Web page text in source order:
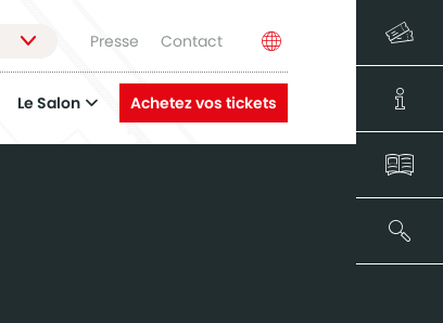
Presse Contact
Le Salon Achetez vos tickets